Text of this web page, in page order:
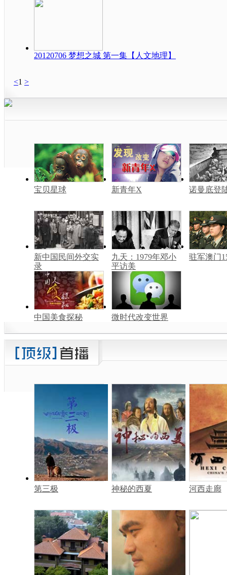
20120706 梦想之城 第一集【人文地理】
<1 >
宝贝星球 新青年X 诺曼底登
新中国民间外交实
录
九天：1979年邓小
平访美
驻军澳门
中国美食探秘 微时代改变世界
第三极 神秘的西夏 河西走廊